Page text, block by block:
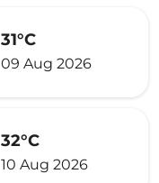
31°C
09 Aug 2026
32°C
10 Aug 2026